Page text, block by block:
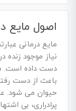
اصول مایع
مایع درمانی
نیاز موجود زنده
دست داده است.
باعث از دست
حیوان می شود.
پرادراری، بی